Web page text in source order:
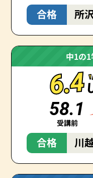
合格 所
中1の
6.4
6.4
58.1
受講前
合格 川